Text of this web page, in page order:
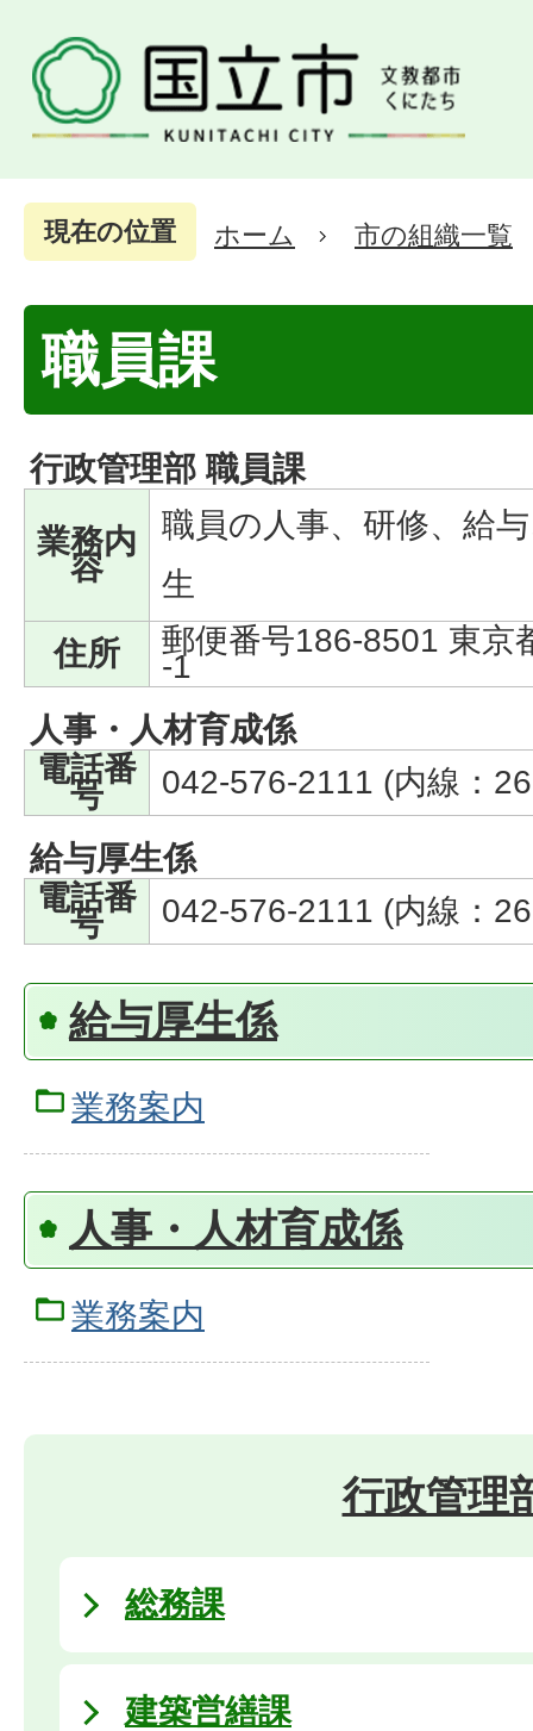
現在の位置 ホーム 市の組織一覧
職員課
行政管理部 職員課
業務内
容
職員の人事、研修、給
生
住所
郵便番号186-8501 東京
-1
人事・人材育成係
電話番
号 042-576-2111 (内線：
給与厚生係
電話番
号 042-576-2111 (内線：
給与厚生係
業務案内
人事・人材育成係
業務案内
行政管理
総務課
建築営繕課